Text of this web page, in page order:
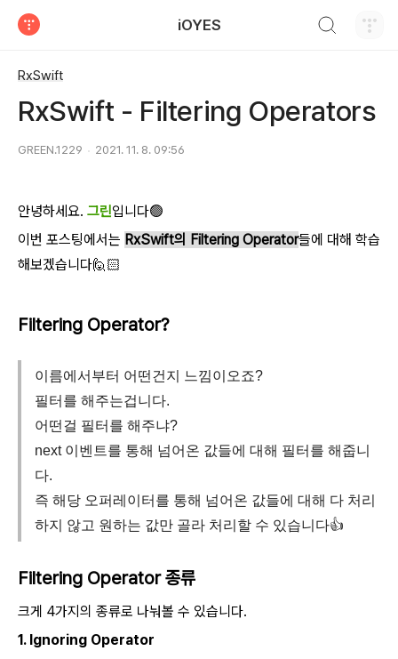
iOYES
RxSwift
RxSwift - Filtering Operators
GREEN.1229 2021. 11. 8. 09:56
안녕하세요. 그린입니다🟢
이번 포스팅에서는 RxSwift의 Filtering Operator들에 대해 학습
해보겠습니다🙋🏻
Filtering Operator?
이름에서부터 어떤건지 느낌이오죠?
필터를 해주는겁니다.
어떤걸 필터를 해주냐?
next 이벤트를 통해 넘어온 값들에 대해 필터를 해줍니
다.
즉 해당 오퍼레이터를 통해 넘어온 값들에 대해 다 처리
하지 않고 원하는 값만 골라 처리할 수 있습니다👍
Filtering Operator 종류
크게 4가지의 종류로 나눠볼 수 있습니다.
1. Ignoring Operator